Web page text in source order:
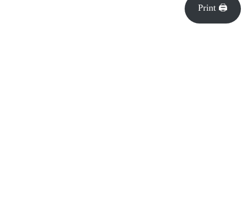
Print 🖨